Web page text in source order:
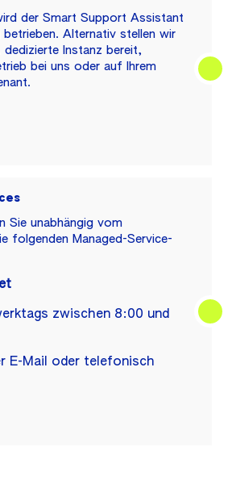
der Smart Support Assistant
betrieben. Alternativ stellen wir
dedizierte Instanz bereit,
bei uns oder auf Ihrem
Sie unabhängig vom
folgenden Managed-Service-
zwischen 8:00 und
E-Mail oder telefonisch